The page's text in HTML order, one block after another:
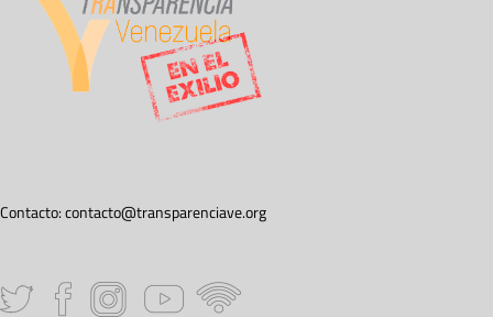
Contacto:contacto@transparenciave.org